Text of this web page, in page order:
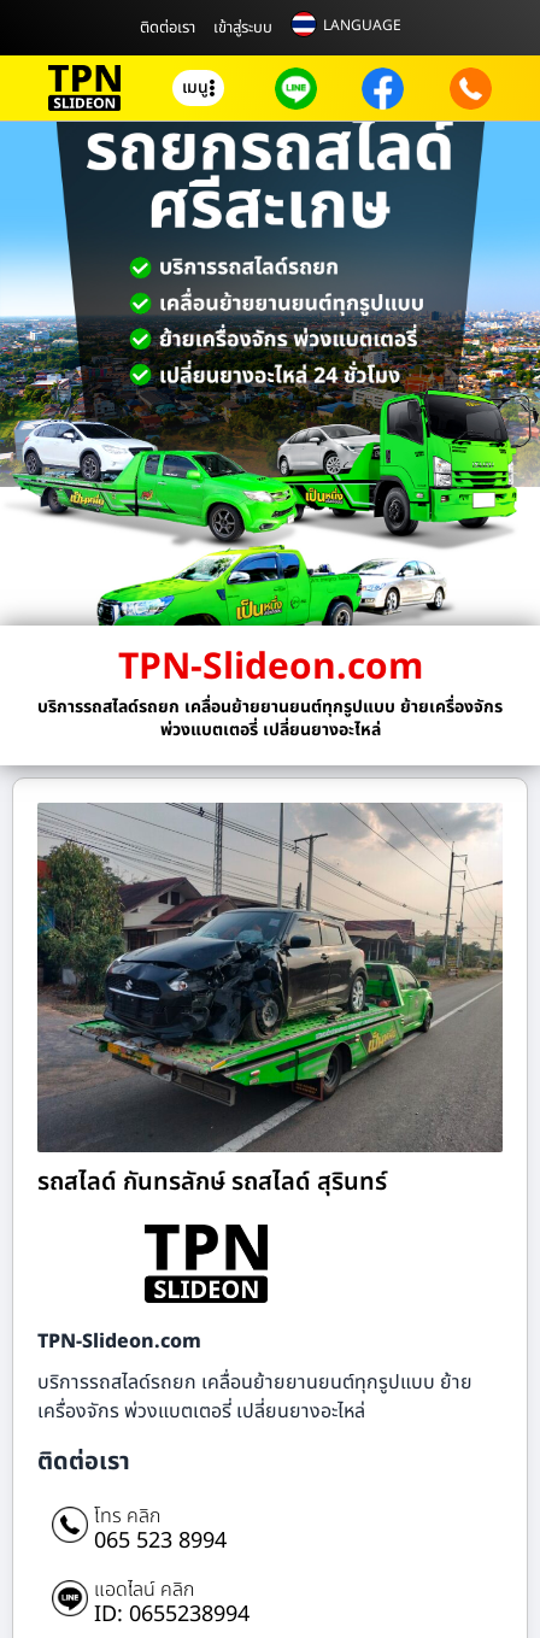
ติดต่อเรา เข้าสู่ระบบ LANGUAGE
เมนู
TPN-Slideon.com
บริการรถสไลด์รถยก เคลื่อนย้ายยานยนต์ทุกรูปแบบ ย้ายเครื่องจักร
พ่วงแบตเตอรี่ เปลี่ยนยางอะไหล่
รถสไลด์ กันทรลักษ์ รถสไลด์ สุรินทร์
TPN-Slideon.com
บริการรถสไลด์รถยก เคลื่อนย้ายยานยนต์ทุกรูปแบบ ย้าย
เครื่องจักร พ่วงแบตเตอรี่ เปลี่ยนยางอะไหล่
ติดต่อเรา
โทร คลิก
065 523 8994
แอดไลน์ คลิก
ID: 0655238994